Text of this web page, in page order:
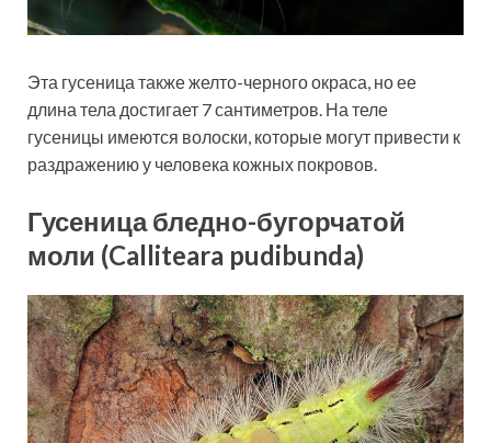
Эта гусеница также желто-черного окраса, но ее
длина тела достигает 7 сантиметров. На теле
гусеницы имеются волоски, которые могут привести к
раздражению у человека кожных покровов.
Гусеница бледно-бугорчатой
моли (Calliteara pudibunda)